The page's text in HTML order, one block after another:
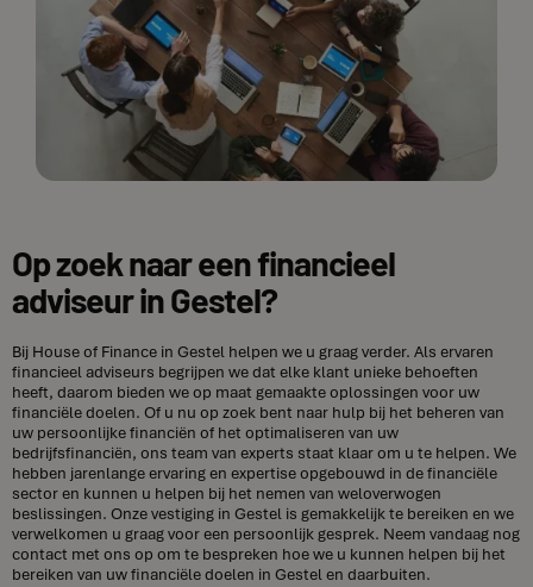
Op zoek naar een financieel
adviseur in Gestel?
Bij House of Finance in Gestel helpen we u graag verder. Als ervaren
financieel adviseurs begrijpen we dat elke klant unieke behoeften
heeft, daarom bieden we op maat gemaakte oplossingen voor uw
financiële doelen. Of u nu op zoek bent naar hulp bij het beheren van
uw persoonlijke financiën of het optimaliseren van uw
bedrijfsfinanciën, ons team van experts staat klaar om u te helpen. We
hebben jarenlange ervaring en expertise opgebouwd in de financiële
sector en kunnen u helpen bij het nemen van weloverwogen
beslissingen. Onze vestiging in Gestel is gemakkelijk te bereiken en we
verwelkomen u graag voor een persoonlijk gesprek. Neem vandaag nog
contact met ons op om te bespreken hoe we u kunnen helpen bij het
bereiken van uw financiële doelen in Gestel en daarbuiten.